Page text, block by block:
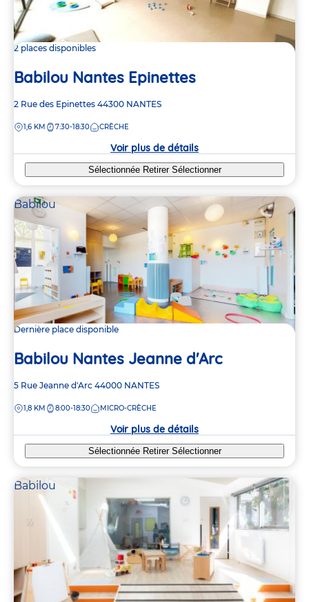
2 places disponibles
Babilou Nantes Epinettes
Adresse
la
2 Rue des Epinettes 44300 NANTES
DISTANCE
1,6 KM 7:30-18:30 CRÈCHE
Voir plus de détails
Sélectionnée Retirer Sélectionner
Babilou
Dernière place disponible
Babilou Nantes Jeanne d'Arc
Adresse
la
5 Rue Jeanne d'Arc 44000 NANTES
DISTANCE
1,8 KM 8:00-18:30 MICRO-CRÈCHE
Voir plus de détails
Sélectionnée Retirer Sélectionner
Babilou